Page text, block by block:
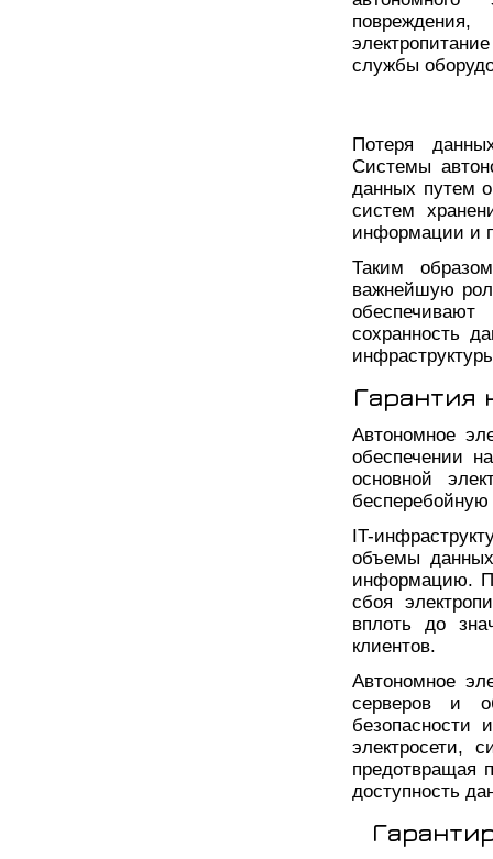
службы
Потеря
Системы
данных путем
систем
информации и
Таким
важнейшую
сохранность
Гарантия
Автономное
обеспечении
основной
IT-
объемы
информацию.
сбоя
вплоть до
клиентов.
Автономное
серверов и
безопасности
электросети,
предотвращая
доступность